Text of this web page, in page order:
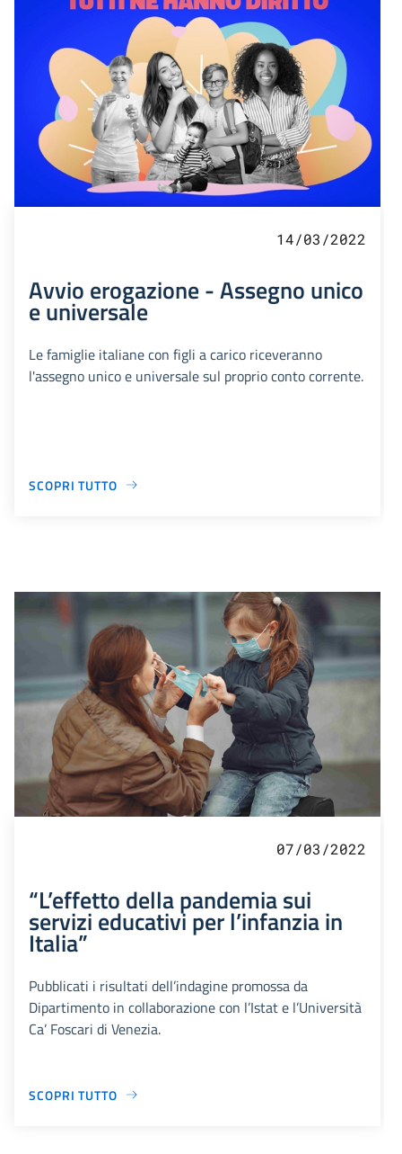
14/03/2022
Avvio erogazione - Assegno unico
e universale
Le famiglie italiane con figli a carico riceveranno
l'assegno unico e universale sul proprio conto corrente.
SCOPRI TUTTO
07/03/2022
“L’effetto della pandemia sui
servizi educativi per l’infanzia in
Italia”
Pubblicati i risultati dell’indagine promossa da
Dipartimento in collaborazione con l’Istat e l’Università
Ca’ Foscari di Venezia.
SCOPRI TUTTO